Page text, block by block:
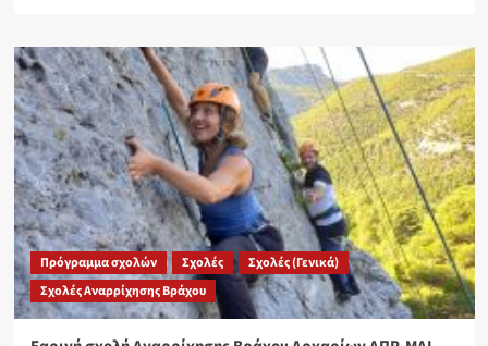
Πρόγραμμα σχολών Σχολές
Σχολές (Γενικά)
Σχολές Αναρρίχησης Βράχου